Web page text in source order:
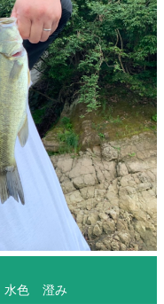
色 澄み